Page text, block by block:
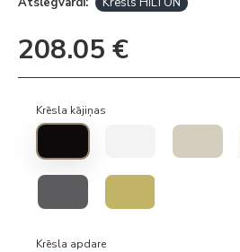
208.05 €
Krēsla kājiņas
Krēsla apdare